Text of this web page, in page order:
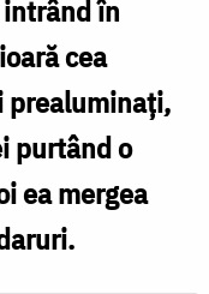
în
cea
prealuminați,
purtând o
ea mergea